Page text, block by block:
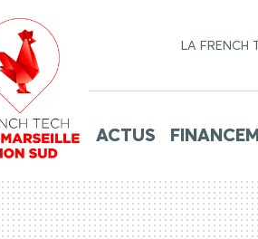
LA FRENCH
ACTUS